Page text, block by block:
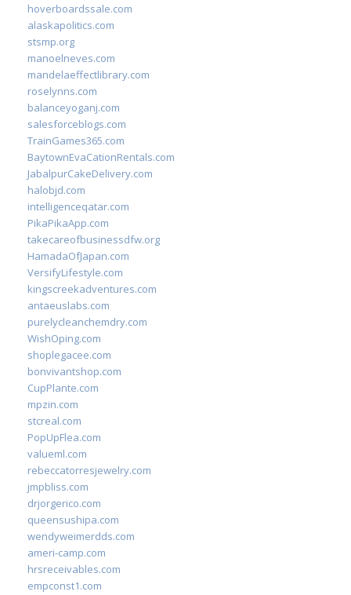
hoverboardssale.com
alaskapolitics.com
stsmp.org
manoelneves.com
mandelaeffectlibrary.com
roselynns.com
balanceyoganj.com
salesforceblogs.com
TrainGames365.com
BaytownEvaCationRentals.com
JabalpurCakeDelivery.com
halobjd.com
intelligenceqatar.com
PikaPikaApp.com
takecareofbusinessdfw.org
HamadaOfJapan.com
VersifyLifestyle.com
kingscreekadventures.com
antaeuslabs.com
purelycleanchemdry.com
WishOping.com
shoplegacee.com
bonvivantshop.com
CupPlante.com
mpzin.com
stcreal.com
PopUpFlea.com
valueml.com
rebeccatorresjewelry.com
jmpbliss.com
drjorgerico.com
queensushipa.com
wendyweimerdds.com
ameri-camp.com
hrsreceivables.com
empconst1.com